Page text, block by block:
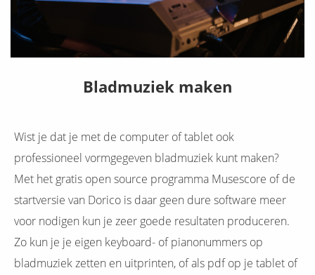
Bladmuziek maken
Wist je dat je met de computer of tablet ook
professioneel vormgegeven bladmuziek kunt maken?
Met het gratis open source programma Musescore of de
startversie van Dorico is daar geen dure software meer
voor nodigen kun je zeer goede resultaten produceren.
Zo kun je je eigen keyboard- of pianonummers op
bladmuziek zetten en uitprinten, of als pdf op je tablet of